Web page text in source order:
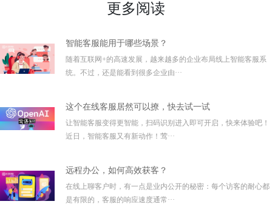
更多阅读
智能客服能用于哪些场景？
随着互联网+的高速发展，越来越多的企业布局线上智能客服系
统。不过，还是能看到很多企业由···
这个在线客服居然可以撩，快去试一试
让智能客服变得更智能，扫码识别进入即可开启，快来体验吧！
近日，智能客服又有新动作！莺···
远程办公，如何高效获客？
在线上聊客户时，有一点是业内公开的秘密：每个访客的耐心都
是有限的，客服的响应速度通常···